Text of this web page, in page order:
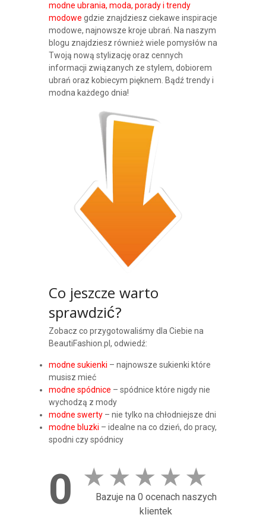
modne ubrania, moda, porady i trendy
modowe gdzie znajdziesz ciekawe inspiracje
modowe, najnowsze kroje ubrań. Na naszym
blogu znajdziesz również wiele pomysłów na
Twoją nową stylizację oraz cennych
informacji związanych ze stylem, dobiorem
ubrań oraz kobiecym pięknem. Bądź trendy i
modna każdego dnia!
Co jeszcze warto
sprawdzić?
Zobacz co przygotowaliśmy dla Ciebie na
BeautiFashion.pl, odwiedź:
modne sukienki – najnowsze sukienki które
musisz mieć
modne spódnice – spódnice które nigdy nie
wychodzą z mody
modne swerty– nie tylko na chłodniejsze dni
modne bluzki – idealne na co dzień, do pracy,
spodni czy spódnicy
0 ★ ★ ★ ★ ★
Bazuje na 0 ocenach naszych
klientek